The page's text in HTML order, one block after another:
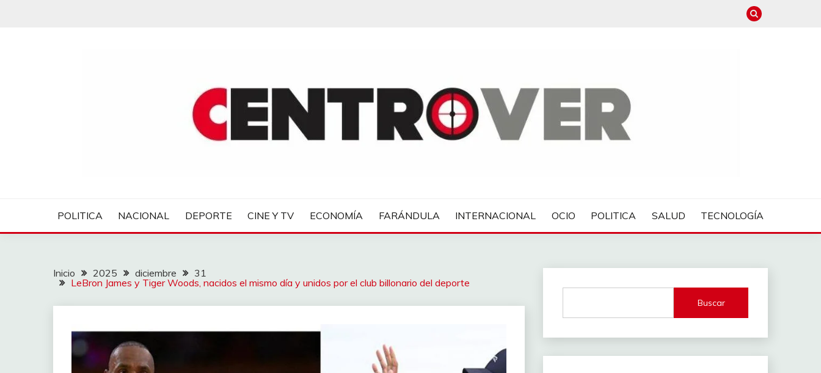
POLITICA NACIONAL DEPORTE CINE Y TV ECONOMÍA FARÁNDULA INTERNACIONAL OCIO POLITICA SALUD TECNOLOGÍA
Inicio 2025 diciembre
31
LeBron James y Tiger Woods, nacidos el mismo día y unidos por el club billonario del deporte
Buscar